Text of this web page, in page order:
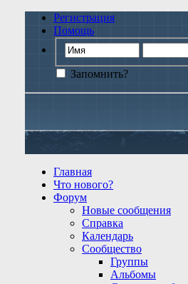
Регистрация
Помощь
Запомнить?
Главная
Что нового?
Форум
Новые сообщения
Справка
Календарь
Сообщество
Группы
Альбомы